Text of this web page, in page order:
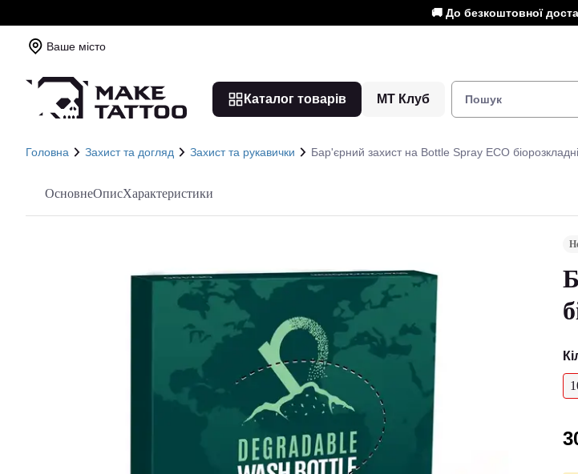
🚚 До безкоштовної
Ваше місто
Каталог товарів МТ Клуб
Головна Захист та догляд Захист та рукавички Бар'єрний захист на Bottle Spray ECO
ОсновнеОписХарактеристики